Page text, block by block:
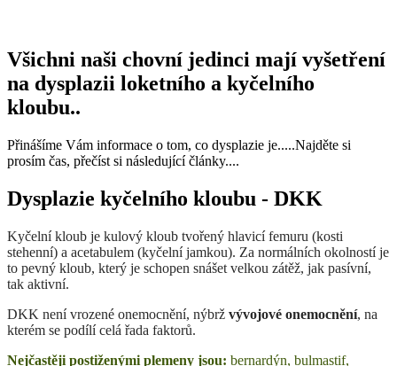
Všichni naši chovní jedinci mají vyšetření
na dysplazii loketního a kyčelního
kloubu..
Přinášíme Vám informace o tom, co dysplazie je.....Najděte si
prosím čas, přečíst si následující články....
Dysplazie kyčelního kloubu - DKK
Kyčelní kloub je kulový kloub tvořený hlavicí femuru (kosti
stehenní) a acetabulem (kyčelní jamkou). Za normálních okolností je
to pevný kloub, který je schopen snášet velkou zátěž, jak pasívní,
tak aktivní.
DKK není vrozené onemocnění, nýbrž vývojové onemocnění, na
kterém se podílí celá řada faktorů.
Nejčastěji postiženými plemeny jsou: bernardýn, bulmastif,